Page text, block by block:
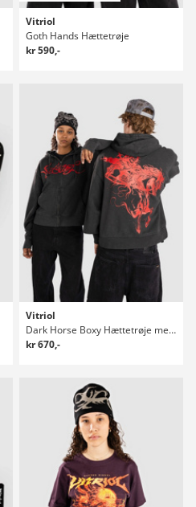
Vitriol
Goth Hands Hættetrøje
kr 590,-
Vitriol
Dark Horse Boxy Hættetrøje med lynlås
kr 670,-